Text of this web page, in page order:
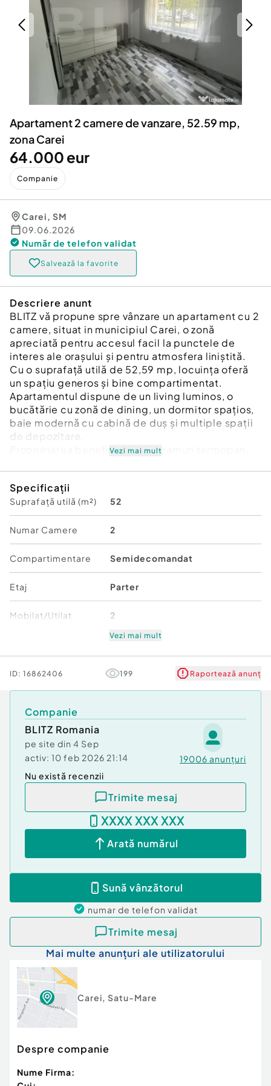
Servicii
Animale de companie
Afaceri și echipamente profesionale
Inchiriere Bunuri si Vehicule
Utilaje agricole si industriale
Piese auto si accesorii
Dacia Duster
Apartament 2 camere de vanzare, 52.59 mp,
zona Carei
64.000 eur
Companie
Carei, SM
09.06.2026
Număr de telefon validat
Salvează la favorite
Descriere anunt
BLITZ vă propune spre vânzare un apartament cu 2
camere, situat in municipiul Carei, o zonă
apreciată pentru accesul facil la punctele de
interes ale orașului și pentru atmosfera liniștită.
Cu o suprafață utilă de 52,59 mp, locuința oferă
un spațiu generos și bine compartimentat.
Apartamentul dispune de un living luminos, o
bucătărie cu zonă de dining, un dormitor spațios,
baie modernă cu cabină de duș și multiple spații
de depozitare.
Proprietatea beneficiază de geamuri termopan,
pentru investiție. Amplasarea la parter reprezintă
un avantaj pentru familii, persoane în vârstă sau
pentru cei care își doresc acces facil și confort
zilnic.
Datorită poziției bune, suprafeței generoase și
stării foarte bune de întreținere, acest apartament
reprezintă o oportunitate excelentă pe piața
imobiliară din Carei.
Cod ofertă / ID BLITZ: P173984
Id intern: P173984
Vezi mai mult
Specificații
Suprafață utilă (m²) 52
Numar Camere 2
Compartimentare Semidecomandat
Etaj Parter
Mobilat/Utilat 2
Stare Bună
Vezi mai mult
ID: 16862406 199 Raportează anunț
Companie
BLITZ Romania
pe site din 4 Sep
activ: 10 feb 2026 21:14 19006 anunțuri
Nu există recenzii
Trimite mesaj
XXXX XXX XXX
Arată numărul
Sună vânzătorul
numar de telefon validat
Trimite mesaj
Mai multe anunțuri ale utilizatorului
Carei, Satu-Mare
Despre companie
Nume Firma: